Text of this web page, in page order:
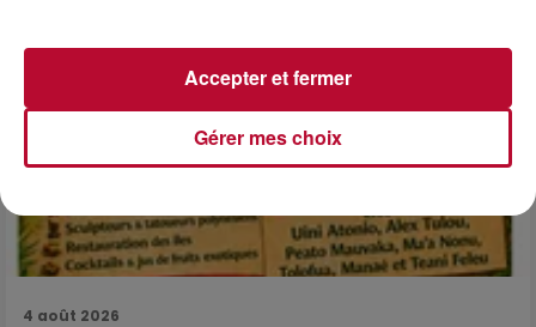
4 août 2026
Gérer mes choix
Accepter et fermer